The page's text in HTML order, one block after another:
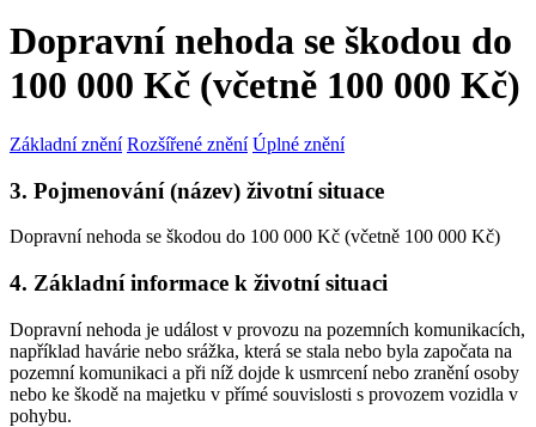
Dopravní nehoda se škodou do
100 000 Kč (včetně 100 000 Kč)
Základní znění Rozšířené znění Úplné znění
3. Pojmenování (název) životní situace
Dopravní nehoda se škodou do 100 000 Kč (včetně 100 000 Kč)
4. Základní informace k životní situaci
Dopravní nehoda je událost v provozu na pozemních komunikacích,
například havárie nebo srážka, která se stala nebo byla započata na
pozemní komunikaci a při níž dojde k usmrcení nebo zranění osoby
nebo ke škodě na majetku v přímé souvislosti s provozem vozidla v
pohybu.